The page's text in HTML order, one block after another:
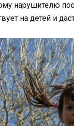
нарушителю
на детей и